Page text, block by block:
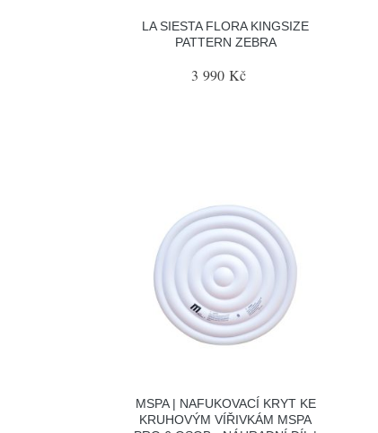
LA SIESTA FLORA KINGSIZE
PATTERN ZEBRA
3 990 Kč
MSPA | NAFUKOVACÍ KRYT KE
KRUHOVÝM VÍŘIVKÁM MSPA